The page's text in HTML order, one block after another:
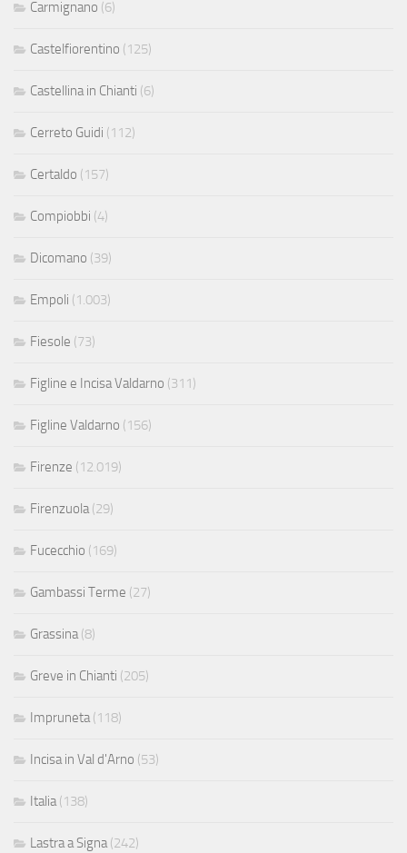
Carmignano (6)
Castelfiorentino (125)
Castellina in Chianti (6)
Cerreto Guidi (112)
Certaldo (157)
Compiobbi (4)
Dicomano (39)
Empoli (1.003)
Fiesole (73)
Figline e Incisa Valdarno (311)
Figline Valdarno (156)
Firenze (12.019)
Firenzuola(29)
Fucecchio (169)
Gambassi Terme (27)
Grassina(8)
Greve in Chianti (205)
Impruneta(118)
Incisa in Val d'Arno (53)
Italia(138)
Lastra a Signa(242)